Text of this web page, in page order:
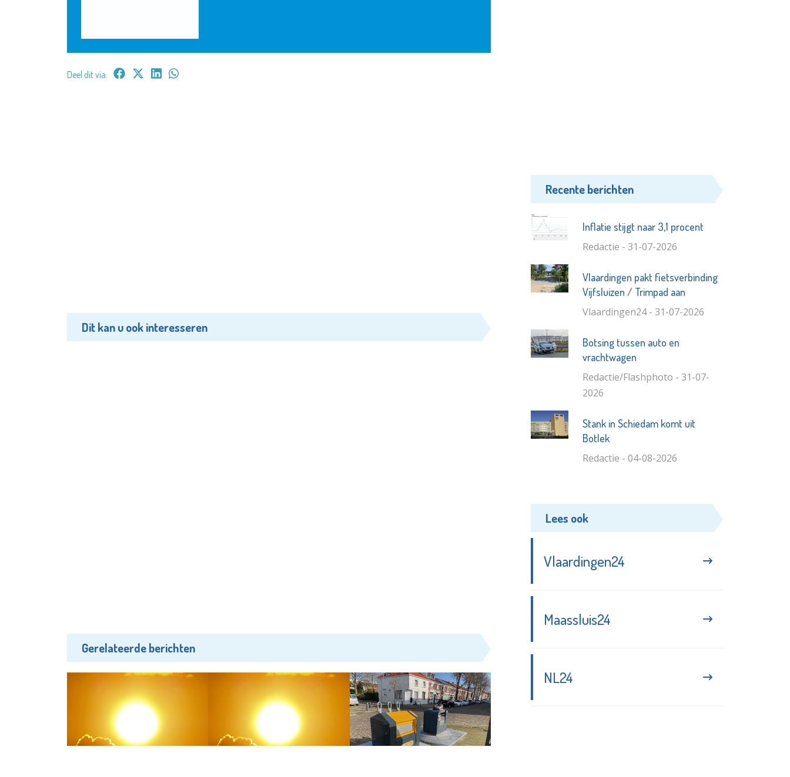
Deel dit via:
Dit kan u ook interesseren
Gerelateerde berichten
Recente berichten
Inflatie stijgt naar 3,1 procent
Redactie - 31-07-2026
Vlaardingen pakt fietsverbinding
Vijfsluizen / Trimpad aan
Vlaardingen24 - 31-07-2026
Botsing tussen auto en
vrachtwagen
Redactie/Flashphoto - 31-07-
2026
Stank in Schiedam komt uit
Botlek
Redactie - 04-08-2026
Lees ook
Vlaardingen24
Maassluis24
NL24